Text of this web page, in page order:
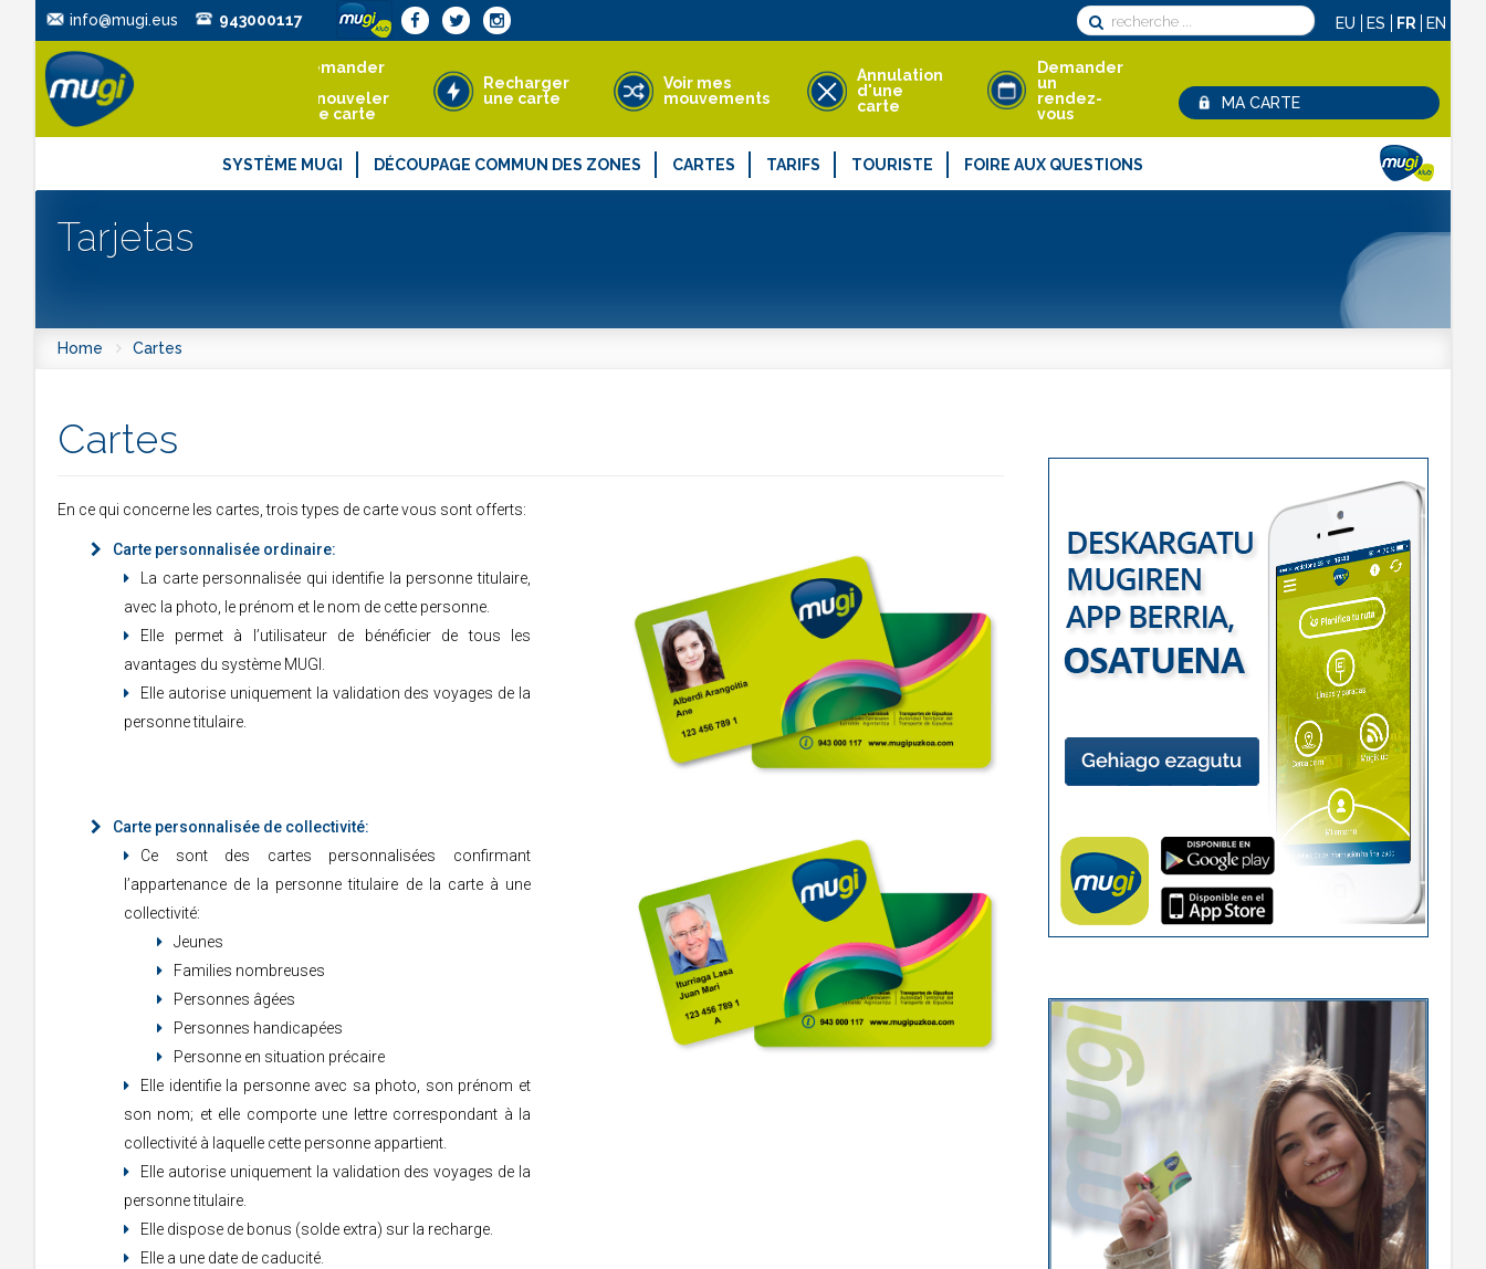
info@mugi.eus 943000117 EU ES FR EN
Demander
renouveler
une carte
Recharger
une carte
Voir mes
mouvements
Annulation
d'une
carte
Demander
un
rendez-
vous
MA CARTE
SYSTÈME MUGI DÉCOUPAGE COMMUN DES ZONES CARTES TARIFS TOURISTE FOIRE AUX QUESTIONS
Tarjetas
Home Cartes
Cartes
En ce qui concerne les cartes, trois types de carte vous sont offerts:
Carte personnalisée ordinaire:
La carte personnalisée qui identifie la personne titulaire,
avec la photo, le prénom et le nom de cette personne.
Elle permet à l’utilisateur de bénéficier de tous les
avantages du système MUGI.
Elle autorise uniquement la validation des voyages de la
personne titulaire.
Carte personnalisée de collectivité:
Ce sont des cartes personnalisées confirmant
l’appartenance de la personne titulaire de la carte à une
collectivité:
Jeunes
Families nombreuses
Personnes âgées
Personnes handicapées
Personne en situation précaire
Elle identifie la personne avec sa photo, son prénom et
son nom; et elle comporte une lettre correspondant à la
collectivité à laquelle cette personne appartient.
Elle autorise uniquement la validation des voyages de la
personne titulaire.
Elle dispose de bonus (solde extra) sur la recharge.
Elle a une date de caducité.